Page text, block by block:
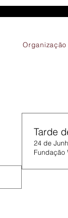
Tarde
24 de
Fundação